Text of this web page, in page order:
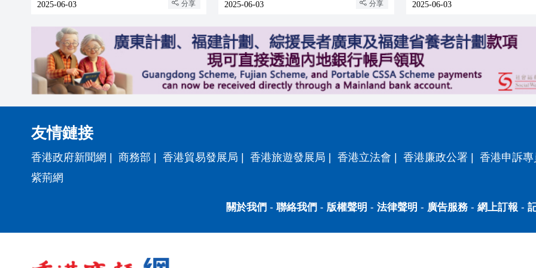
2025-06-03 分享 2025-06-03 分享 2025-06-03
友情鏈接
香港政府新聞網 | 商務部 | 香港貿易發展局 | 香港旅遊發展局 | 香港立法會 | 香港廉政公署 | 香港申訴
紫荊網
關於我們 - 聯絡我們 - 版權聲明 - 法律聲明 - 廣告服務- 網上訂報 -